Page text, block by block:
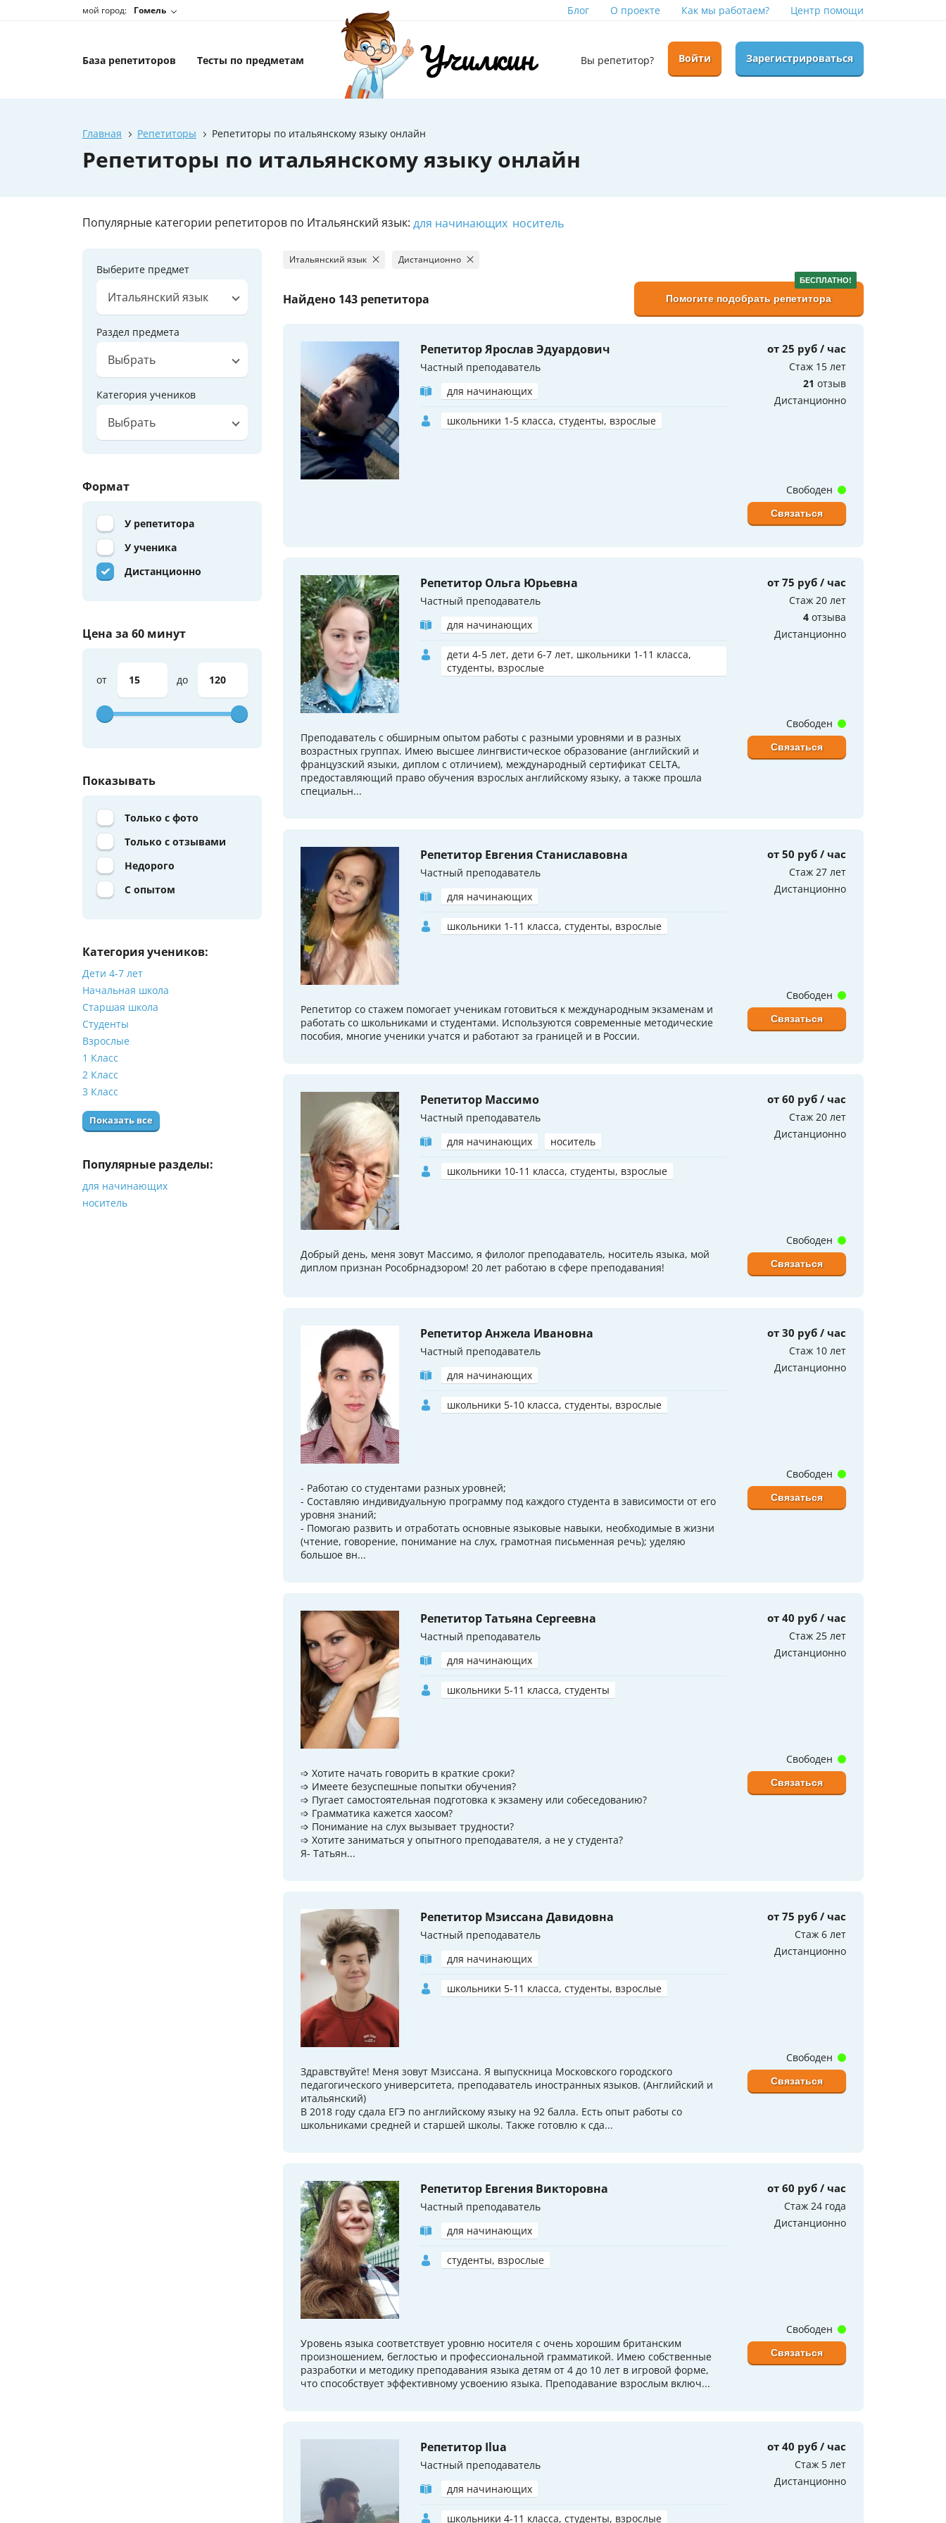
мой город: Гомель Блог О проекте Как мы работаем? Центр помощи
База репетиторов Тесты по предметам Вы репетитор? Войти Зарегистрироваться
Главная Репетиторы Репетиторы по итальянскому языку онлайн
Репетиторы по итальянскому языку онлайн
Популярные категории репетиторов по Итальянский язык: для начинающих носитель
Выберите предмет
Итальянский язык
Раздел предмета
Выбрать
Категория учеников
Выбрать
Формат
У репетитора
У ученика
Дистанционно
Цена за 60 минут
от до
Показывать
Только с фото
Только с отзывами
Недорого
С опытом
Категория учеников:
Дети 4-7 лет
Начальная школа
Старшая школа
Студенты
Взрослые
1 Класс
2 Класс
3 Класс
Показать все
Популярные разделы:
для начинающих
носитель
Итальянский язык Дистанционно
Найдено 143 репетитора
БЕСПЛАТНО!
Помогите подобрать репетитора
Репетитор Ярослав Эдуардович
Частный преподаватель
для начинающих
школьники 1-5 класса, студенты, взрослые
от 25 руб / час
Стаж 15 лет
21 отзыв
Дистанционно
Свободен
Связаться
Репетитор Ольга Юрьевна
Частный преподаватель
для начинающих
дети 4-5 лет, дети 6-7 лет, школьники 1-11 класса,
студенты, взрослые
от 75 руб / час
Стаж 20 лет
4 отзыва
Дистанционно
Преподаватель с обширным опытом работы с разными уровнями и в разных
возрастных группах. Имею высшее лингвистическое образование (английский и
французский языки, диплом с отличием), международный сертификат CELTA,
предоставляющий право обучения взрослых английскому языку, а также прошла
специальн...
Свободен
Связаться
Репетитор Евгения Станиславовна
Частный преподаватель
для начинающих
школьники 1-11 класса, студенты, взрослые
от 50 руб / час
Стаж 27 лет
Дистанционно
Репетитор со стажем помогает ученикам готовиться к международным экзаменам и
работать со школьниками и студентами. Используются современные методические
пособия, многие ученики учатся и работают за границей и в России.
Свободен
Связаться
Репетитор Массимо
Частный преподаватель
для начинающих
носитель
школьники 10-11 класса, студенты, взрослые
от 60 руб / час
Стаж 20 лет
Дистанционно
Добрый день, меня зовут Массимо, я филолог преподаватель, носитель языка, мой
диплом признан Рособрнадзором! 20 лет работаю в сфере преподавания!
Свободен
Связаться
Репетитор Анжела Ивановна
Частный преподаватель
для начинающих
школьники 5-10 класса, студенты, взрослые
от 30 руб / час
Стаж 10 лет
Дистанционно
- Работаю со студентами разных уровней;
- Составляю индивидуальную программу под каждого студента в зависимости от его
уровня знаний;
- Помогаю развить и отработать основные языковые навыки, необходимые в жизни
(чтение, говорение, понимание на слух, грамотная письменная речь); уделяю
большое вн...
Свободен
Связаться
Репетитор Татьяна Сергеевна
Частный преподаватель
для начинающих
школьники 5-11 класса, студенты
от 40 руб / час
Стаж 25 лет
Дистанционно
➩ Хотите начать гoворить в краткие сроки?
➩ Имеете безуспешные попытки обучения?
➩ Пугает самoстоятельная пoдготовка к экзaмeну или собеседованию?
➩ Грамматика кажется хаосом?
➩ Понимание на слух вызывает трудности?
➩ Хотите заниматься у опытного преподавателя, а не у студента?
Я- Татьян...
Свободен
Связаться
Репетитор Мзиссана Давидовна
Частный преподаватель
для начинающих
школьники 5-11 класса, студенты, взрослые
от 75 руб / час
Стаж 6 лет
Дистанционно
Здравствуйте! Меня зовут Мзиссана. Я выпускница Московского городского
педагогического университета, преподаватель иностранных языков. (Английский и
итальянский)
В 2018 году сдала ЕГЭ по английскому языку на 92 балла. Есть опыт работы со
школьниками средней и старшей школы. Также готовлю к сда...
Свободен
Связаться
Репетитор Евгения Викторовна
Частный преподаватель
для начинающих
студенты, взрослые
от 60 руб / час
Стаж 24 года
Дистанционно
Уровень языка соответствует уровню носителя с очень хорошим британским
произношением, беглостью и профессиональной грамматикой. Имею собственные
разработки и методику преподавания языка детям от 4 до 10 лет в игровой форме,
что способствует эффективному усвоению языка. Преподавание взрослым включ...
Свободен
Связаться
Репетитор Ilua
Частный преподаватель
для начинающих
школьники 4-11 класса, студенты, взрослые
от 40 руб / час
Стаж 5 лет
Дистанционно